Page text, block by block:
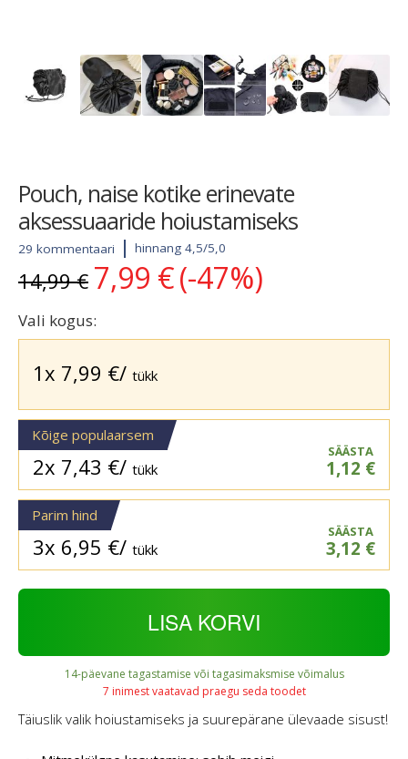
Pouch, naise kotike erinevate
aksessuaaride hoiustamiseks
29 kommentaari hinnang 4,5/5,0
14,99€ Algne
hind
oli:
14,99 €.
7,99 € Current
price
7,99 €.
(-47%)
Vali kogus:
1x 7,99 €/ tükk
Kõige populaarsem
2x 7,43 €/ tükk
SÄÄSTA
1,12 €
Parim hind
3x 6,95 €/ tükk
SÄÄSTA
3,12 €
LISA KORVI
14-päevane tagastamise või tagasimaksmise võimalus
7 inimest vaatavad praegu seda toodet
Täiuslik valik hoiustamiseks ja suurepärane ülevaade sisust!